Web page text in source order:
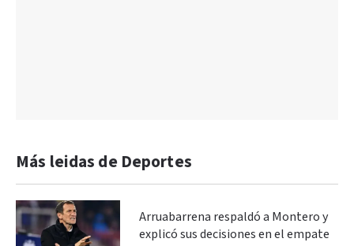
Más leidas de Deportes
Arruabarrena respaldó a Montero y
explicó sus decisiones en el empate